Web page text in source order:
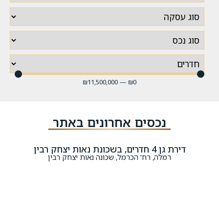
₪0
—
₪11,500,000
נכסים אחרונים באתר
דירת גן 4 חדרים, בשכונת נאות יצחק רבין
רמלה, רח' הכרמל, שכונה נאות יצחק רבין